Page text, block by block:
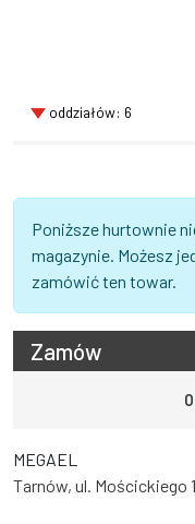
oddziałów: 6
Poniższe hurtownie
magazynie. Możesz
zamówić ten towar.
Zamów
MEGAEL
Tarnów, ul. Mościckiego